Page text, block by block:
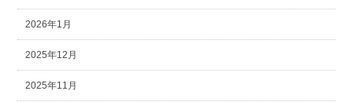
2026年1月
2025年12月
2025年11月